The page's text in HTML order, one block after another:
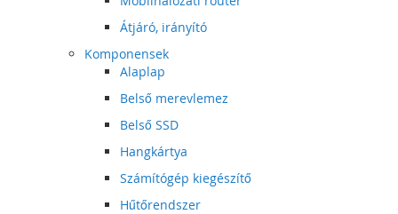
Átjáró, irányító
Komponensek
Alaplap
Belső merevlemez
Belső SSD
Hangkártya
Számítógép kiegészítő
Hűtőrendszer